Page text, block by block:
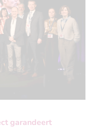
garandeert